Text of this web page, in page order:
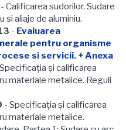
- Calificarea sudorilor. Sudare
si aliaje de aluminiu.
- Evaluarea
pentru organisme
si servicii. + Anexa
și calificarea
materiale metalice. Reguli
- Specificația și calificarea
materiale metalice.